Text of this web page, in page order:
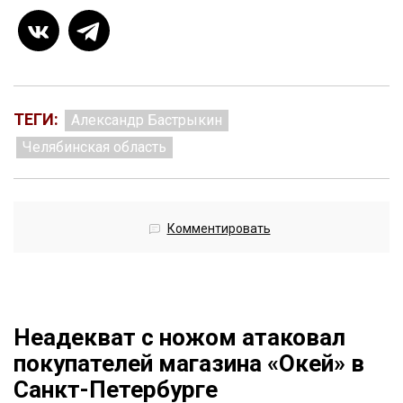
ТЕГИ:
Александр Бастрыкин
Челябинская область
Комментировать
Неадекват с ножом атаковал
покупателей магазина «Окей» в
Санкт-Петербурге